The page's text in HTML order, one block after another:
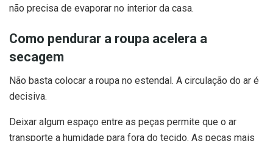
não precisa de evaporar no interior da casa.
Como pendurar a roupa acelera a
secagem
Não basta colocar a roupa no estendal. A circulação do ar é
decisiva.
Deixar algum espaço entre as peças permite que o ar
transporte a humidade para fora do tecido. As peças mais